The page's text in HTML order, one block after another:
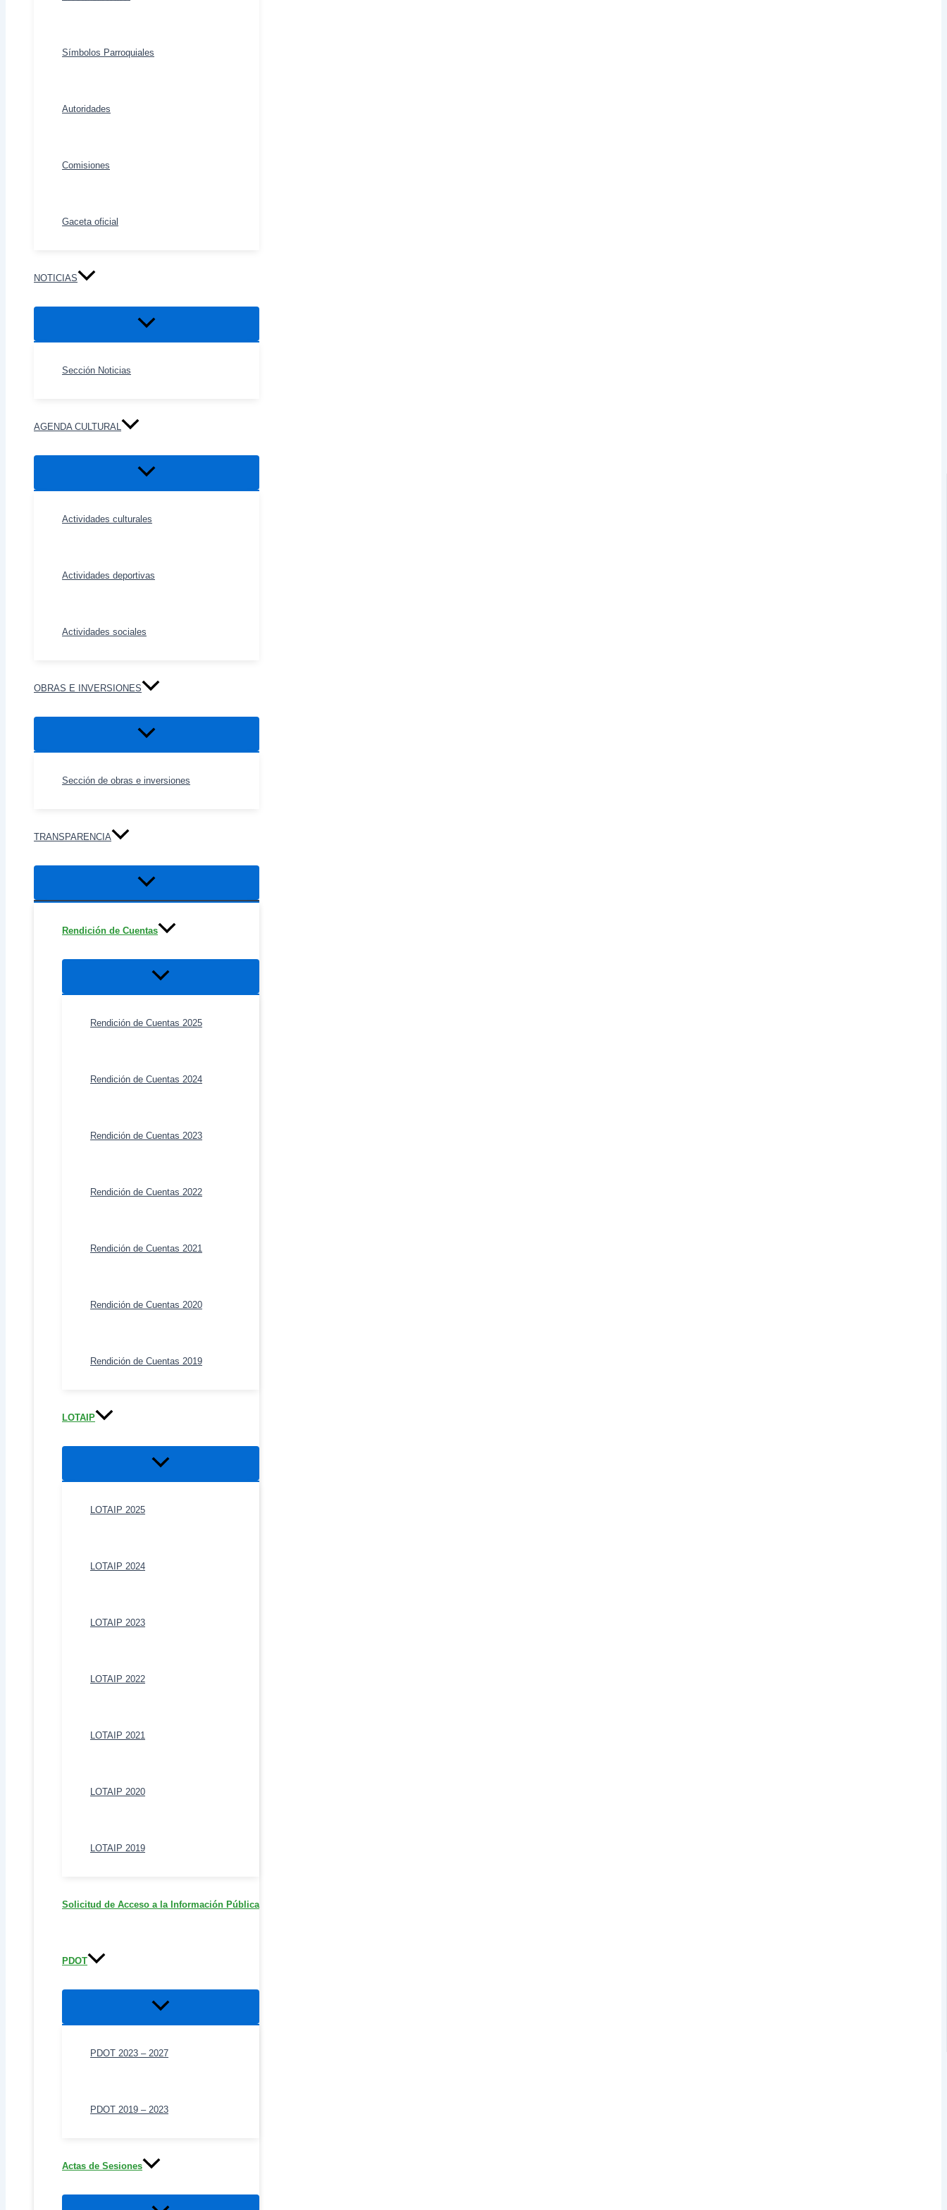
Símbolos Parroquiales
Autoridades
Comisiones
Gaceta oficial
NOTICIAS
Alternar
Sección Noticias
AGENDA CULTURAL
Alternar
Actividades culturales
Actividades deportivas
Actividades sociales
OBRAS E INVERSIONES
Alternar
Sección de obras e inversiones
TRANSPARENCIA
Alternar
Rendición de Cuentas
Alternar
Rendición de Cuentas 2025
Rendición de Cuentas 2024
Rendición de Cuentas 2023
Rendición de Cuentas 2022
Rendición de Cuentas 2021
Rendición de Cuentas 2020
Rendición de Cuentas 2019
LOTAIP
Alternar
LOTAIP 2025
LOTAIP 2024
LOTAIP 2023
LOTAIP 2022
LOTAIP 2021
LOTAIP 2020
LOTAIP 2019
Solicitud de Acceso a la Información Pública
PDOT
Alternar
PDOT 2023 – 2027
PDOT 2019 – 2023
Actas de Sesiones